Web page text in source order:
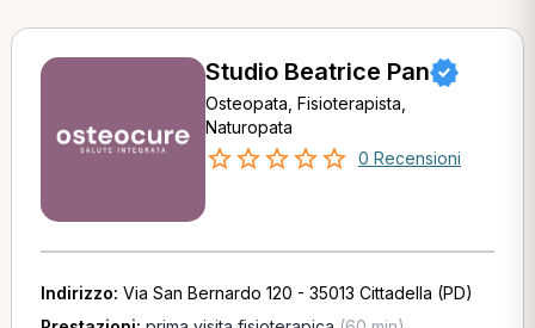
Studio Beatrice Pan
Osteopata, Fisioterapista,
Naturopata
0 Recensioni
Indirizzo: Via San Bernardo 120 - 35013 Cittadella (PD)